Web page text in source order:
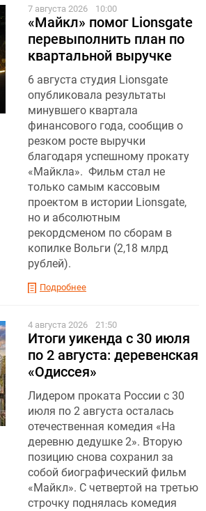
7 августа 2026 10:00
«Майкл» помог Lionsgate
перевыполнить план по
квартальной выручке
6 августа студия Lionsgate
опубликовала результаты
минувшего квартала
финансового года, сообщив о
резком росте выручки
благодаря успешному прокату
«Майкла». Фильм стал не
только самым кассовым
проектом в истории Lionsgate,
но и абсолютным
рекордсменом по сборам в
копилке Вольги (2,18 млрд
рублей).
Подробнее
4 августа 2026 21:50
Итоги уикенда с 30 июля
по 2 августа: деревенская
«Одиссея»
Лидером проката России с 30
июля по 2 августа осталась
отечественная комедия «На
деревню дедушке 2». Вторую
позицию снова сохранил за
собой биографический фильм
«Майкл». С четвертой на третью
строчку поднялась комедия